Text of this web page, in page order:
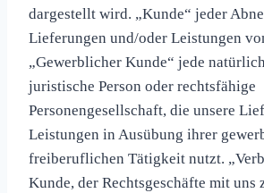
dargestellt wird. „Kunde“ jeder
Lieferungen und/oder Leistungen
„Gewerblicher Kunde“ jede
juristische Person oder rechtsfähige
Personengesellschaft, die unsere
Leistungen in Ausübung ihrer
freiberuflichen Tätigkeit nutzt.
Kunde, der Rechtsgeschäfte mit uns